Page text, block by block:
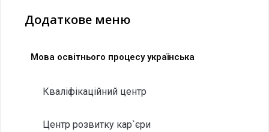
Додаткове меню
Мова освітнього процесу українська
Кваліфікаційний центр
Центр розвитку кар`єри